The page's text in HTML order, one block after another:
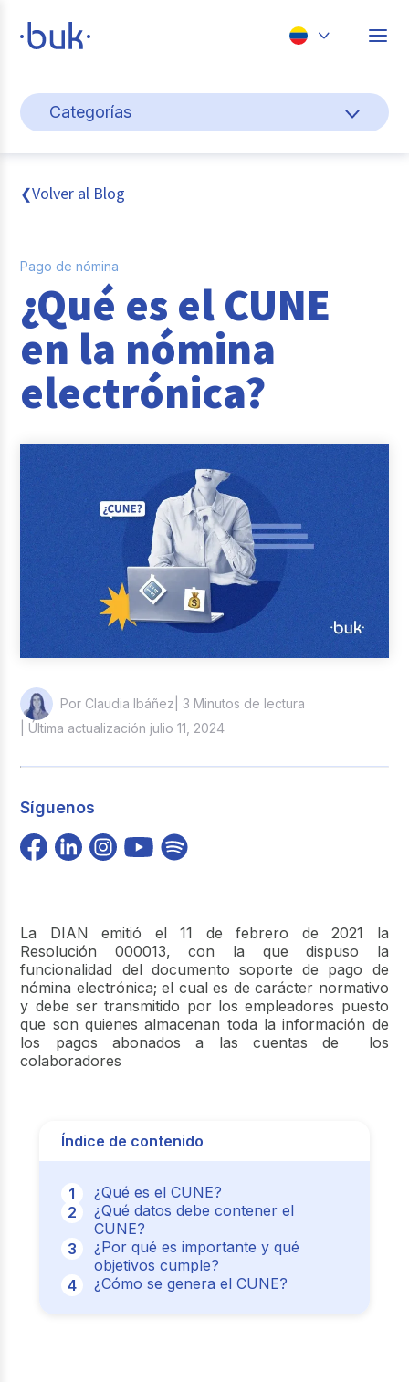
Perú
Categorías
Cultura y bienestar laboral
Gestión de personas
Pago de nómina
Buk
Transformación digital
Tendencias y Data
Casos de éxito
Columna del Experto
Entrevistas
❮Volver al Blog
Pago de nómina
¿Qué es el CUNE
en la nómina
electrónica?
Por Claudia Ibáñez | 3 Minutos de lectura
| Última actualización julio 11, 2024
Síguenos
La DIAN emitió el 11 de febrero de 2021 la
Resolución 000013, con la que dispuso la
funcionalidad del documento soporte de pago de
nómina electrónica; el cual es de carácter normativo
y debe ser transmitido por los empleadores puesto
que son quienes almacenan toda la información de
los pagos abonados a las cuentas de los
colaboradores
Índice de contenido
¿Qué es el CUNE?
¿Qué datos debe contener el
CUNE?
¿Por qué es importante y qué
objetivos cumple?
¿Cómo se genera el CUNE?